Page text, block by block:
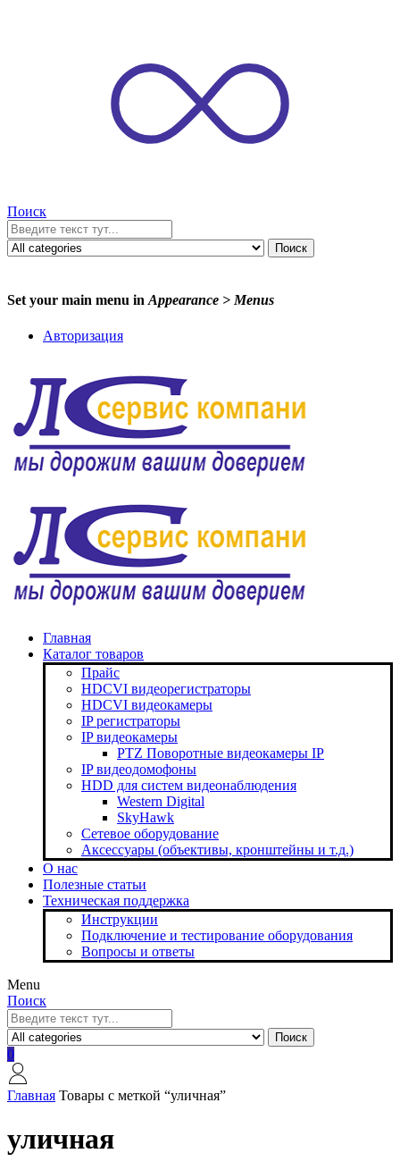
Поиск
Поиск
Set your main menu in Appearance > Menus
Авторизация
Главная
Каталог товаров
Прайс
HDCVI видеорегистраторы
HDCVI видеокамеры
IP регистраторы
IP видеокамеры
PTZ Поворотные видеокамеры IP
IP видеодомофоны
HDD для систем видеонаблюдения
Western Digital
SkyHawk
Сетевое оборудование
Аксессуары (объективы, кронштейны и т.д.)
О нас
Полезные статьи
Техническая поддержка
Инструкции
Подключение и тестирование оборудования
Вопросы и ответы
Menu
Поиск
Поиск
0
Главная Товары с меткой “уличная”
уличная